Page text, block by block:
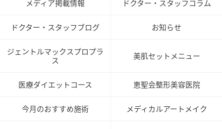
メディア掲載情報 ドクター・スタッフコラム
ドクター・スタッフブログ お知らせ
ジェントルマックスプロプラ
ス
美肌セットメニュー
医療ダイエットコース 恵聖会整形美容医院
今月のおすすめ施術 メディカルアートメイク